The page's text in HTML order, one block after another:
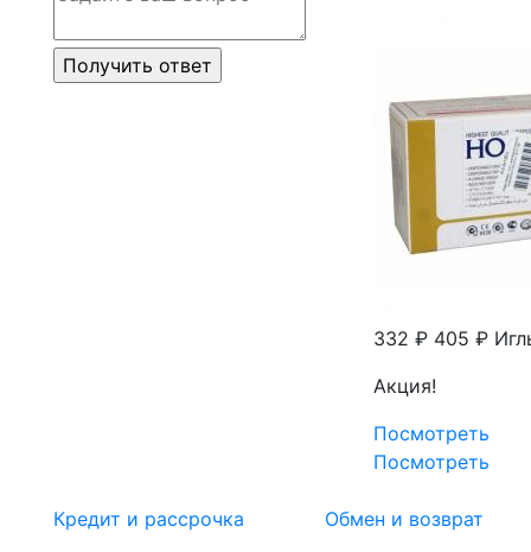
332 ₽ 405 ₽
Акция!
Посмотреть
Посмотреть
Кредит и рассрочка
Обмен и возврат